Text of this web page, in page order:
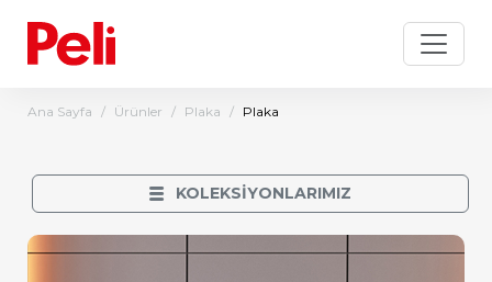
Ana Sayfa Ürünler Plaka Plaka
KOLEKSİYONLARIMIZ